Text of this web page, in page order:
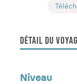
DÉTAIL DU
Niveau